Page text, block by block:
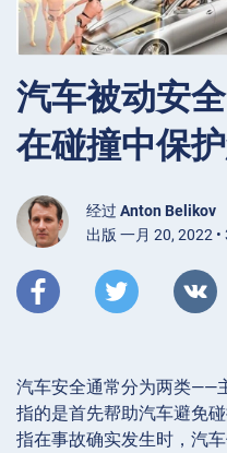
汽车被动安
在碰撞中保
经过 Anton Belikov
出版 一月 20, 2022 •
汽车安全通常分为两类——
指的是首先帮助汽车避免
指在事故确实发生时，汽